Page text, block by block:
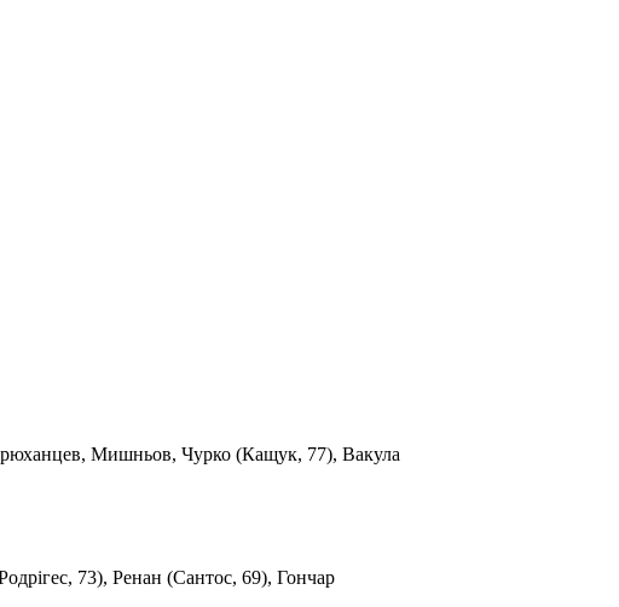
Мишньов, Чурко (Кащук, 77), Вакула
73), Ренан (Сантос, 69), Гончар